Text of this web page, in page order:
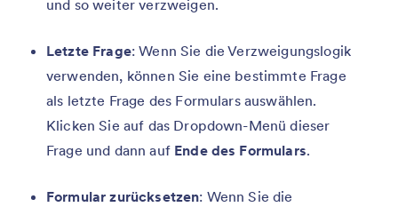
und so weiter verzweigen.
Letzte Frage: Wenn Sie die Verzweigungslogik
verwenden, können Sie eine bestimmte Frage
als letzte Frage des Formulars auswählen.
Klicken Sie auf das Dropdown-Menü dieser
Frage und dann auf Ende des Formulars.
Formular zurücksetzen: Wenn Sie die